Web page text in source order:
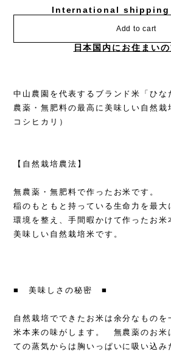
International shipping
Add to cart
日本国内にお住まい
中山農園を代表するブランド米「ひ
農薬・無肥料の最高に美味しい自然栽
コシヒカリ）
【自然栽培農法】
無農薬・無肥料で作ったお米です。
稲のもともと持っている生命力を最大
環境を整え、手間暇かけて作ったお米
美味しい自然栽培米です。
■ 美味しさの秘密 ■
自然栽培でできたお米は余分なものを
米本来の味がします。 無農薬のお米
ての蒸気からは胸いっぱいに吸い込み